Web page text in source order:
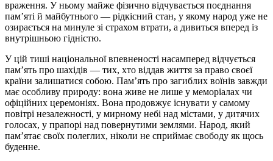
враження. У ньому майже фізично відчувається поєднання
пам’яті й майбутнього — рідкісний стан, у якому народ уже не
озирається на минуле зі страхом втрати, а дивиться вперед із
внутрішньою гідністю.
У цій тиші національної впевненості насамперед відчується
пам’ять про шахідів — тих, хто віддав життя за право своєї
країни залишатися собою. Пам’ять про загиблих воїнів завжди
має особливу природу: вона живе не лише у меморіалах чи
офіційних церемоніях. Вона продовжує існувати у самому
повітрі незалежності, у мирному небі над містами, у дитячих
голосах, у прапорі над повернутими землями. Народ, який
пам’ятає своїх полеглих, ніколи не сприймає свободу як щось
буденне.